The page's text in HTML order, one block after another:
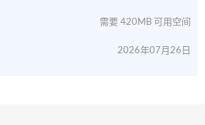
需要 420MB 可用空间
2026年07月26日